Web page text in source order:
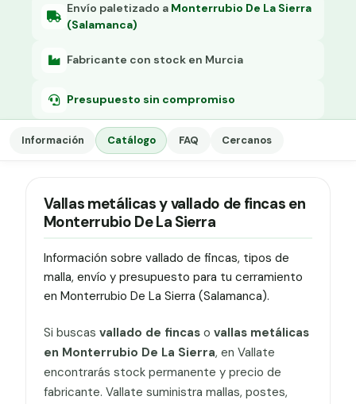
Envío paletizado a Monterrubio De La Sierra
(Salamanca)
Fabricante con stock en Murcia
Presupuesto sin compromiso
Información Catálogo FAQ Cercanos
Vallas metálicas y vallado de fincas en
Monterrubio De La Sierra
Información sobre vallado de fincas, tipos de
malla, envío y presupuesto para tu cerramiento
en Monterrubio De La Sierra (Salamanca).
Si buscas vallado de fincaso vallas metálicas
en Monterrubio De La Sierra, en Vallate
encontrarás stock permanente y precio de
fabricante. Vallate suministra mallas, postes,